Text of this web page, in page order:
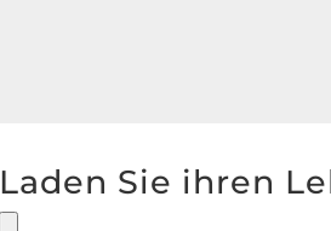
Laden Sie ihren